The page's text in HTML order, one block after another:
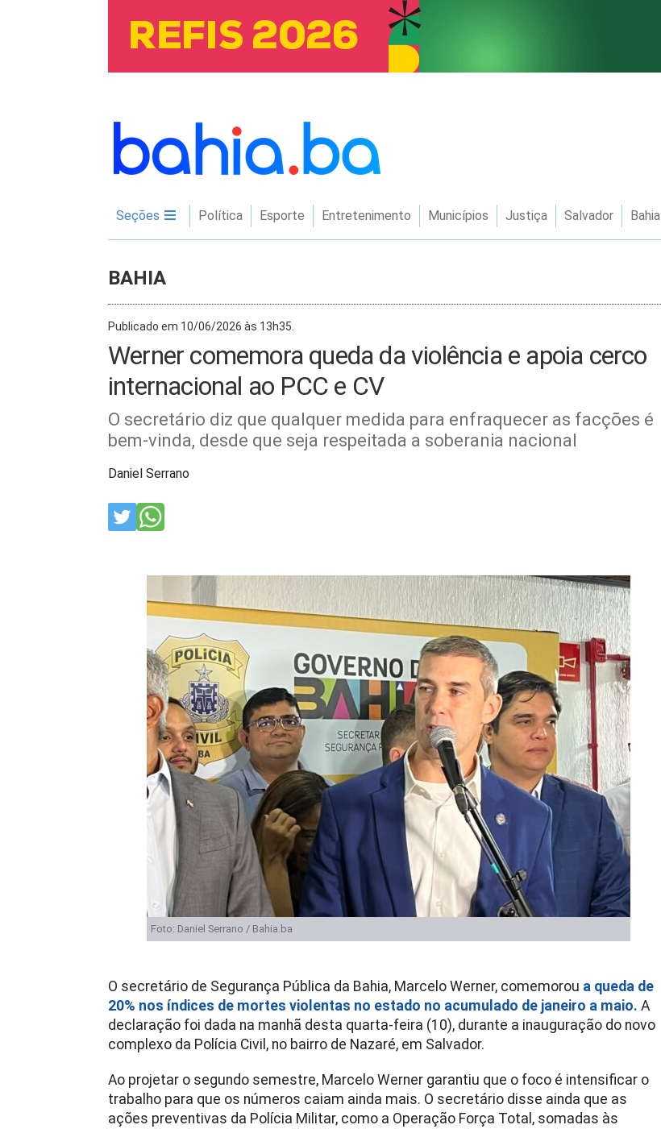
Seções Política Esporte Entretenimento Municípios Justiça Salvador Bahia
BAHIA
Publicado em 10/06/2026 às 13h35.
Werner comemora queda da violência e apoia cerco
internacional ao PCC e CV
O secretário diz que qualquer medida para enfraquecer as facções é
bem-vinda, desde que seja respeitada a soberania nacional
Daniel Serrano
Foto: Daniel Serrano / Bahia.ba
O secretário de Segurança Pública da Bahia, Marcelo Werner, comemorou a queda de
20% nos índices de mortes violentas no estado no acumulado de janeiro a maio. A
declaração foi dada na manhã desta quarta-feira (10), durante a inauguração do novo
complexo da Polícia Civil, no bairro de Nazaré, em Salvador.
Ao projetar o segundo semestre, Marcelo Werner garantiu que o foco é intensificar o
trabalho para que os números caiam ainda mais. O secretário disse ainda que as
ações preventivas da Polícia Militar, como a Operação Força Total, somadas às